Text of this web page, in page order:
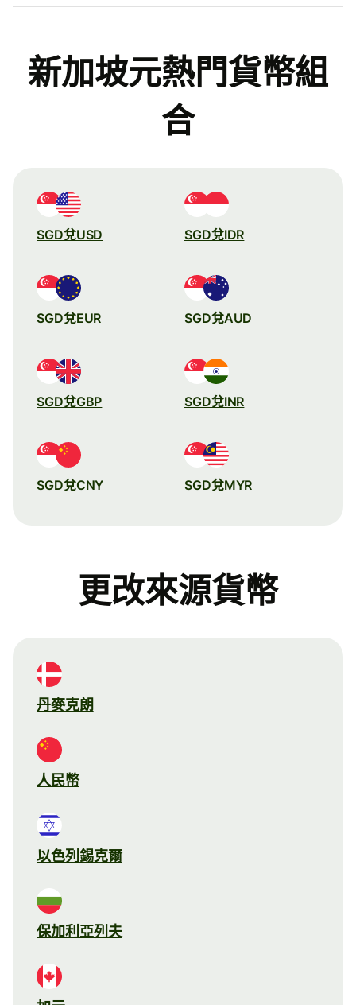
新加坡元熱門貨幣組
合
SGD兌USD SGD兌IDR
SGD兌EUR SGD兌AUD
SGD兌GBP SGD兌INR
SGD兌CNY SGD兌MYR
更改來源貨幣
丹麥克朗
人民幣
以色列錫克爾
保加利亞列夫